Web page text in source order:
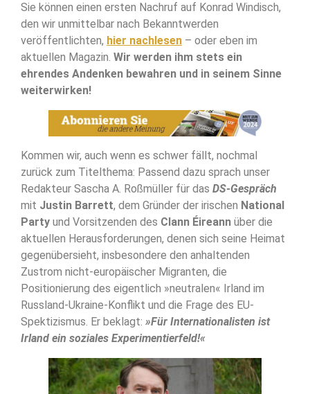
Sie können einen ersten Nachruf auf Konrad Windisch,
den wir unmittelbar nach Bekanntwerden
veröffentlichten, hier nachlesen – oder eben im
aktuellen Magazin. Wir werden ihm stets ein
ehrendes Andenken bewahren und in seinem Sinne
weiterwirken!
Kommen wir, auch wenn es schwer fällt, nochmal
zurück zum Titelthema: Passend dazu sprach unser
Redakteur Sascha A. Roßmüller für das DS-Gespräch
mit Justin Barrett, dem Gründer der irischen National
Party und Vorsitzenden des Clann Éireann über die
aktuellen Herausforderungen, denen sich seine Heimat
gegenübersieht, insbesondere den anhaltenden
Zustrom nicht-europäischer Migranten, die
Positionierung des eigentlich »neutralen« Irland im
Russland-Ukraine-Konflikt und die Frage des EU-
Spektizismus. Er beklagt: »Für Internationalisten ist
Irland ein soziales Experimentierfeld!«